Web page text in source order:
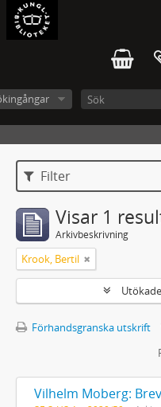
Filter
Visar 1
Arkivbeskrivning
Krook, Bertil
Förhandsgranska utskrift
Vilhelm Moberg: